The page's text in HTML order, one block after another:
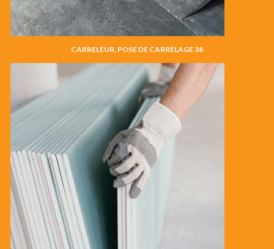
CARRELEUR, POSE DE CARRELAGE 38